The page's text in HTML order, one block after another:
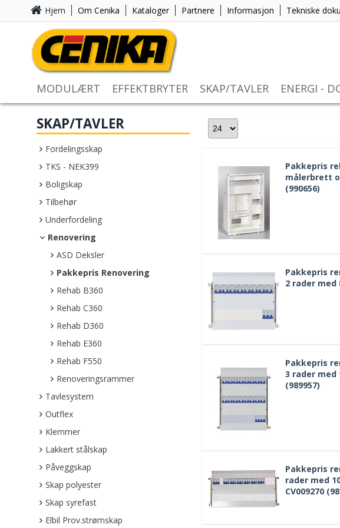
Hjem Om Cenika Kataloger Partnere Informasjon Tekniske
MODULÆRT EFFEKTBRYTER SKAP/TAVLER ENERGI -
SKAP/TAVLER
Fordelingsskap
TKS - NEK399
Boligskap
Tilbehør
Underfordeling
Renovering
ASD Deksler
Pakkepris Renovering
Rehab B360
Rehab C360
Rehab D360
Rehab E360
Rehab F550
Renoveringsrammer
Tavlesystem
Outflex
Klemmer
Lakkert stålskap
Påveggskap
Skap polyester
Skap syrefast
Elbil Prov.strømskap
Pakkepris
målerbrett
(990656)
Pakkepris
2 rader med
Pakkepris
3 rader med
(989957)
Pakkepris
rader med
CV009270